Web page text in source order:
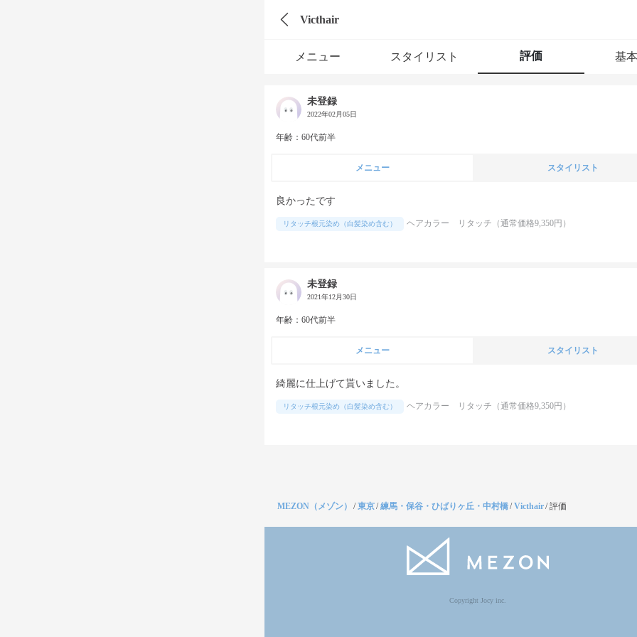
Victhair
メニュー スタイリスト 評価 基
未登録
2022年02月05日
年齢：60代前半
メニュー スタイリスト
良かったです
リタッチ根元染め（白髪染め含む） ヘアカラー リタッチ（通常価格9,350円）
未登録
2021年12月30日
年齢：60代前半
メニュー スタイリスト
綺麗に仕上げて貰いました。
リタッチ根元染め（白髪染め含む） ヘアカラー リタッチ（通常価格9,350円）
MEZON（メゾン） /東京/練馬・保谷・ひばりヶ丘・中村橋/Victhair/評価
Copyright Jocy inc.